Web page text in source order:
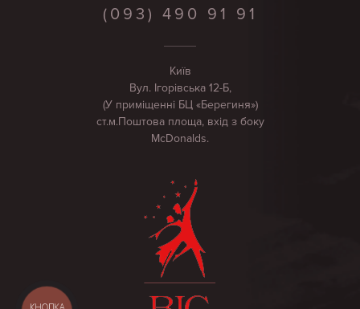
(093) 490 91 91
Київ
Вул. Ігорівська 12-Б,
(У приміщенні БЦ «Берегиня»)
ст.м.Поштова площа, вхід з боку
McDonalds.